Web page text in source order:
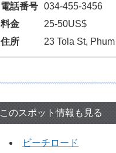
電話番号 034-455-3456
料金
25-50US$
住所
23 Tola St,
このスポット情報も見る
ビーチロード